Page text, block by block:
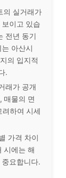
의 실거래가
이고 있습
전년 동기
아산시
의 입지적
.
래가 공개
매물의 면
하여 시세
가격 차이
시에는 해
요합니다.